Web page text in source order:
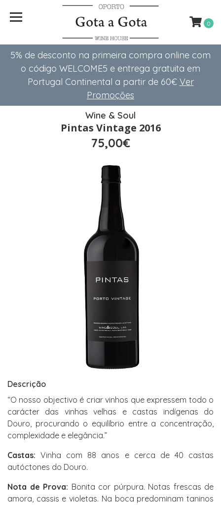
5% de desconto na primeira compra online com
o código WELCOME5 e entrega gratuita em
Portugal Continental a partir de 60€ Ver
Promoções
0
Wine & Soul
Pintas Vintage 2016
75,00€
Descrição
“O nosso objectivo é criar vinhos que expressem todo o
carácter das vinhas velhas e castas indígenas do
Douro, procurando o equilíbrio entre a concentração,
complexidade e elegância.”
Castas: Vinha com 88 anos e cerca de 40 castas
autóctones do Douro.
Nota de Prova: Bonita cor púrpura. Notas frescas de
amora, cassis e violetas. Na boca predominam taninos